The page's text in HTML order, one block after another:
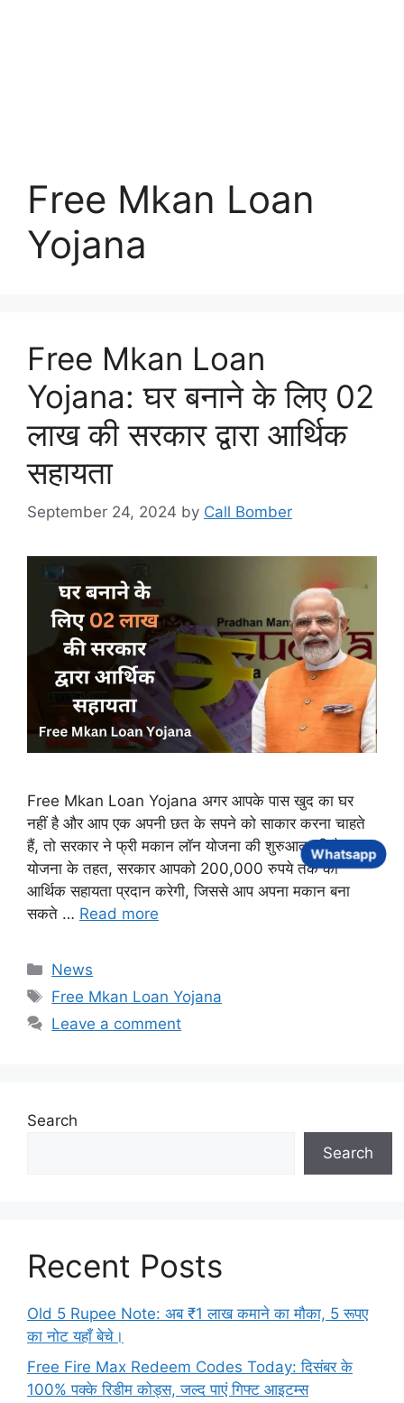
Whatsapp
Free Mkan Loan
Yojana
Free Mkan Loan
Yojana: घर बनाने के लिए 02
लाख की सरकार द्वारा आर्थिक
सहायता
September 24, 2024 by Call Bomber
Free Mkan Loan Yojana अगर आपके पास खुद का घर
नहीं है और आप एक अपनी छत के सपने को साकार करना चाहते
हैं, तो सरकार ने फ्री मकान लॉन योजना की शुरुआत की है। इस
योजना के तहत, सरकार आपको 200,000 रुपये तक की
आर्थिक सहायता प्रदान करेगी, जिससे आप अपना मकान बना
सकते … Read more
Categories
News
Tags
Free Mkan Loan Yojana
Leave a comment
Search
Search
Recent Posts
Old 5 Rupee Note: अब ₹1 लाख कमाने का मौका, 5 रूपए
का नोट यहाँ बेचे।
Free Fire Max Redeem Codes Today: दिसंबर के
100% पक्के रिडीम कोड्स, जल्द पाएं गिफ्ट आइटम्स